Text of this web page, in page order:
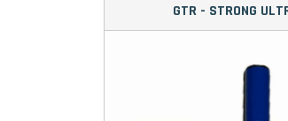
GTR - STRONG